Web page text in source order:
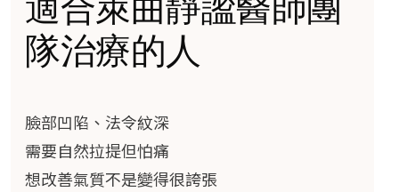
隊治療的人
臉部凹陷、法令紋深
需要自然拉提但怕痛
想改善氣質不是變得很誇張